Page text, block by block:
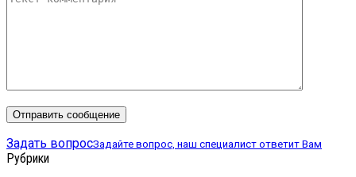
Задать вопросЗадайте вопрос, наш специалист ответит Вам
Рубрики